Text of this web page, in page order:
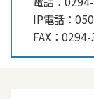
IP電話：
FAX： 0294-